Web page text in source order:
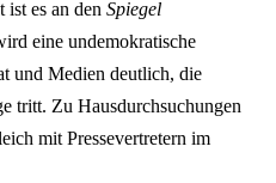
es an den Spiegel
eine undemokratische
und Medien deutlich, die
tritt. Zu Hausdurchsuchungen
mit Pressevertretern im